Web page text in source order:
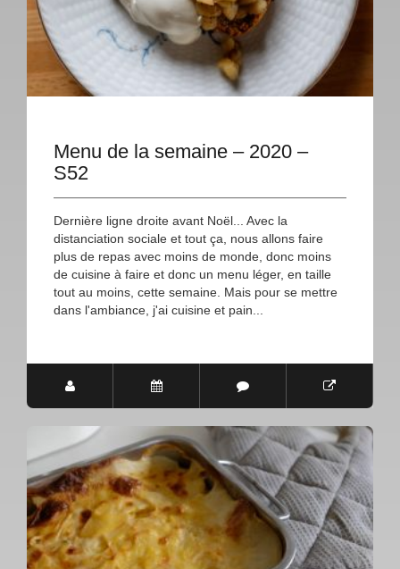
Menu de la semaine – 2020 –
S52
Dernière ligne droite avant Noël... Avec la
distanciation sociale et tout ça, nous allons faire
plus de repas avec moins de monde, donc moins
de cuisine à faire et donc un menu léger, en taille
tout au moins, cette semaine. Mais pour se mettre
dans l'ambiance, j'ai cuisine et pain...